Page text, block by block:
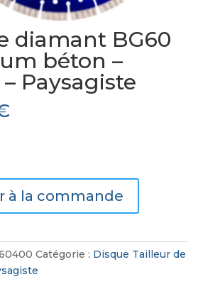
diamant BG60
béton –
Paysagiste
à la commande
Catégorie : Disque Tailleur de